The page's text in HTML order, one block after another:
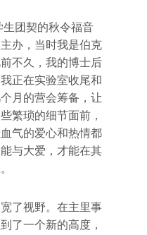
团契的秋令福音
办，当时我是伯克
不久，我的博士后
正在实验室收尾和
月的营会筹备，让
繁琐的细节面前，
气的爱心和热情都
与大爱，才能在其
了视野。在主里事
了一个新的高度，